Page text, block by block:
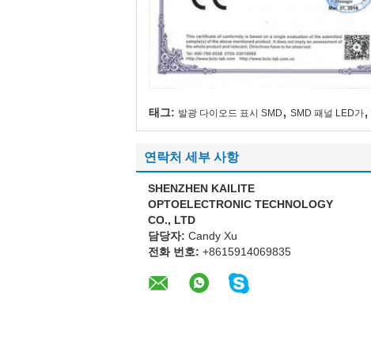
태그: 발광 다이오드 표시 SMD , SMD 패널 LED가,
연락처 세부 사항
SHENZHEN KAILITE
OPTOELECTRONIC TECHNOLOGY
CO., LTD
담당자: Candy Xu
전화 번호: +8615914069835